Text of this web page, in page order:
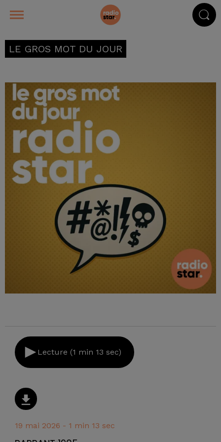
LE GROS MOT DU JOUR
Lecture (1 min 13 sec)
19 mai 2026 - 1 min 13 sec